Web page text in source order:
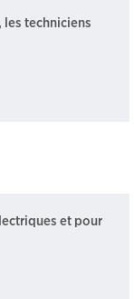
techniciens
et pour